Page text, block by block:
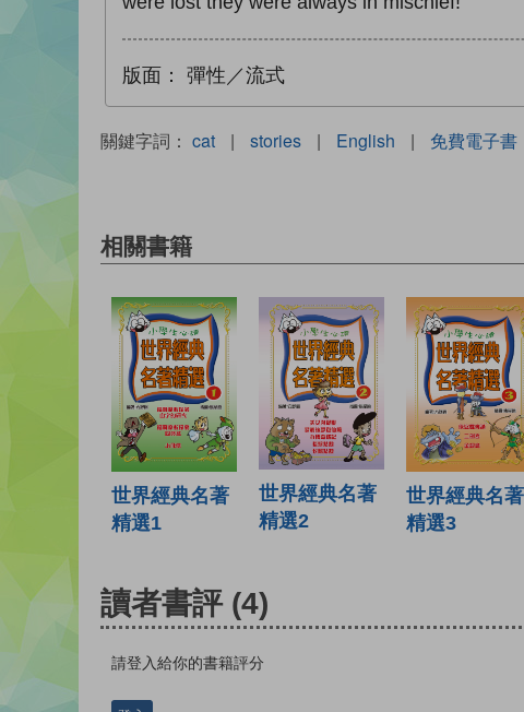
版面： 彈性／流式
關鍵字詞： cat | stories | English | 免費電子書
相關書籍
世界經典名著
精選1
世界經典名著
精選2
世界經典名著
精選3
讀者書評 (4)
請登入給你的書籍評分